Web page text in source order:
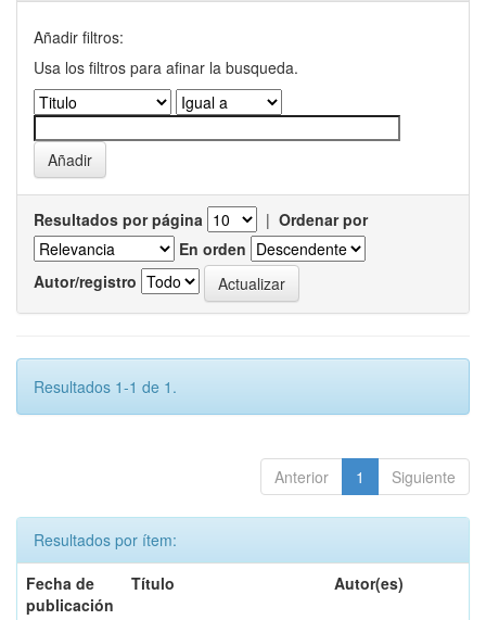
Añadir filtros:
Usa los filtros para afinar la busqueda.
Resultados por página | Ordenar por
En orden
Autor/registro
Resultados 1-1 de 1.
Anterior 1 Siguiente
Resultados por ítem:
Fecha de
publicación
Título Autor(es)